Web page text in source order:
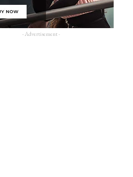
- Advertisement -